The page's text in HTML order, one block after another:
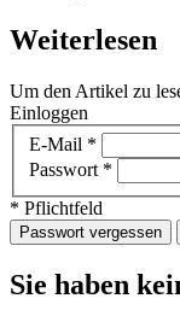
Weiterlesen
Um den Artikel zu
Einloggen
E-Mail *
Passwort *
* Pflichtfeld
Passwort vergessen
Sie haben